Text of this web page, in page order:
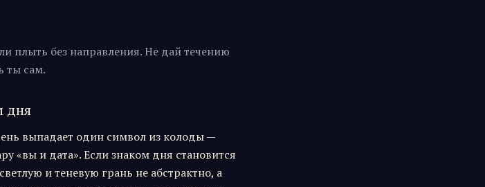
плыть без направления. Не дай течению
ты сам.
дня
выпадает один символ из колоды —
«вы и дата». Если знаком дня становится
и теневую грань не абстрактно, а